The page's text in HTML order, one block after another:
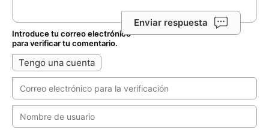
Enviar respuesta
Introduce tu correo electrónico
para verificar tu comentario.
Tengo una cuenta